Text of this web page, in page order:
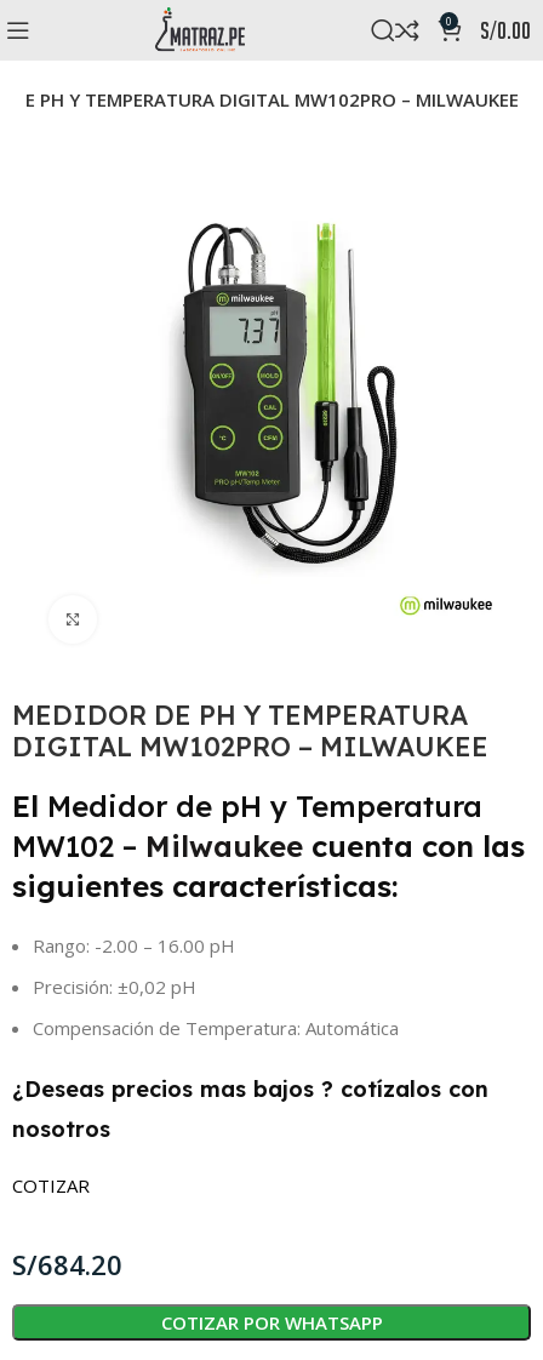
0 s/0.00
DE PH Y TEMPERATURA DIGITAL MW102PRO – MILWAUKEE
MEDIDOR DE PH Y TEMPERATURA
DIGITAL MW102PRO – MILWAUKEE
El Medidor de pH y Temperatura
MW102 – Milwaukee cuenta con las
siguientes características:
Rango: -2.00 – 16.00 pH
Precisión:±0,02 pH
Compensación de Temperatura:Automática
¿Deseas precios mas bajos ? cotízalos con
nosotros
COTIZAR
S/
COTIZAR POR WHATSAPP